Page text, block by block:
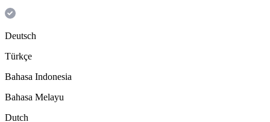
Deutsch
Türkçe
Bahasa Indonesia
Bahasa Melayu
Dutch